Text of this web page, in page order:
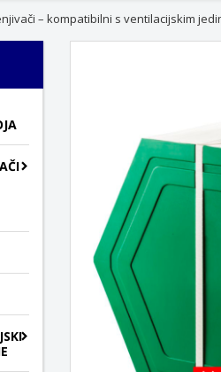
– kompatibilni s ventilacijskim